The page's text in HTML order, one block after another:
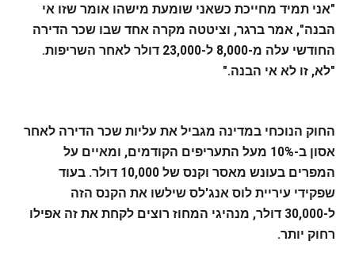
"אני תמיד מחייכת כשאני שומעת מישהו אומר שזו אי
הבנה", אמר ברגר, וציטטה מקרה אחד שבו שכר הדירה
החודשי עלה מ-8,000 ל-23,000 דולר לאחר השריפות.
"לא, זו לא אי הבנה."
החוק הנוכחי במדינה מגביל את עליות שכר הדירה לאחר
אסון ב-10% מעל התעריפים הקודמים, ומאיים על
המפרים בעונש מאסר וקנס של 10,000 דולר. בעוד
שפקידי עיריית לוס אנג'לס שילשו את הקנס הזה
ל-30,000 דולר, מנהיגי המחוז רוצים לקחת את זה אפילו
רחוק יותר.